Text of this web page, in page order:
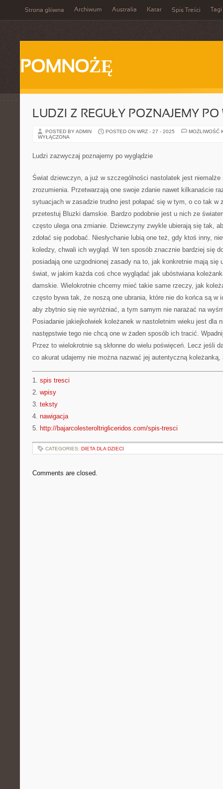
Strona główna Archiwum Australia Katar Spis Treści Tagi
POMNOŻĘ
LUDZI Z REGUŁY POZNAJEMY PO
POSTED BY ADMIN POSTED ON WRZ - 27 - 2025
MOŻLIWOŚĆ
WYŁĄCZONA
Ludzi zazwyczaj poznajemy po wyglądzie
Świat dziewczyn, a już w szczególności nastolatek jest niemalże
zrozumienia. Przetwarzają one swoje zdanie nawet kilkanaście
sytuacjach w zasadzie trudno jest połapać się w tym, o co tak w
przetestuj Bluzki damskie. Bardzo podobnie jest u nich ze
często ulega ona zmianie. Dziewczyny zwykle ubierają się tak,
zdołać się podobać. Niesłychanie lubią one też, gdy ktoś inny,
koledzy, chwali ich wygląd. W ten sposób znacznie bardziej się
posiadają one uzgodnionej zasady na to, jak konkretnie mają się
świat, w jakim każda coś chce wyglądać jak ubóstwiana
damskie. Wielokrotnie chcemy mieć takie same rzeczy, jak
często bywa tak, że noszą one ubrania, które nie do końca są w
aby zbytnio się nie wyróżniać, a tym samym nie narażać na
Posiadanie jakiejkolwiek koleżanek w nastoletnim wieku jest dla
następstwie tego nie chcą one w żaden sposób ich tracić.
Przez to wielokrotnie są skłonne do wielu poświęceń. Lecz jeśli
co akurat udajemy nie można nazwać jej autentyczną koleżanką,
1. spis tresci
2. wpisy
3. teksty
4. nawigacja
5. http://bajarcolesteroltrigliceridos.com/spis-tresci
CATEGORIES: DIETA DLA DZIECI
Comments are closed.